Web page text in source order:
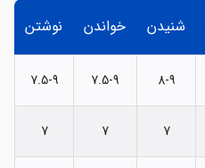
شنیدن خواندن نوشتن
8-9
7.5-9
7.5-9
7
7
7